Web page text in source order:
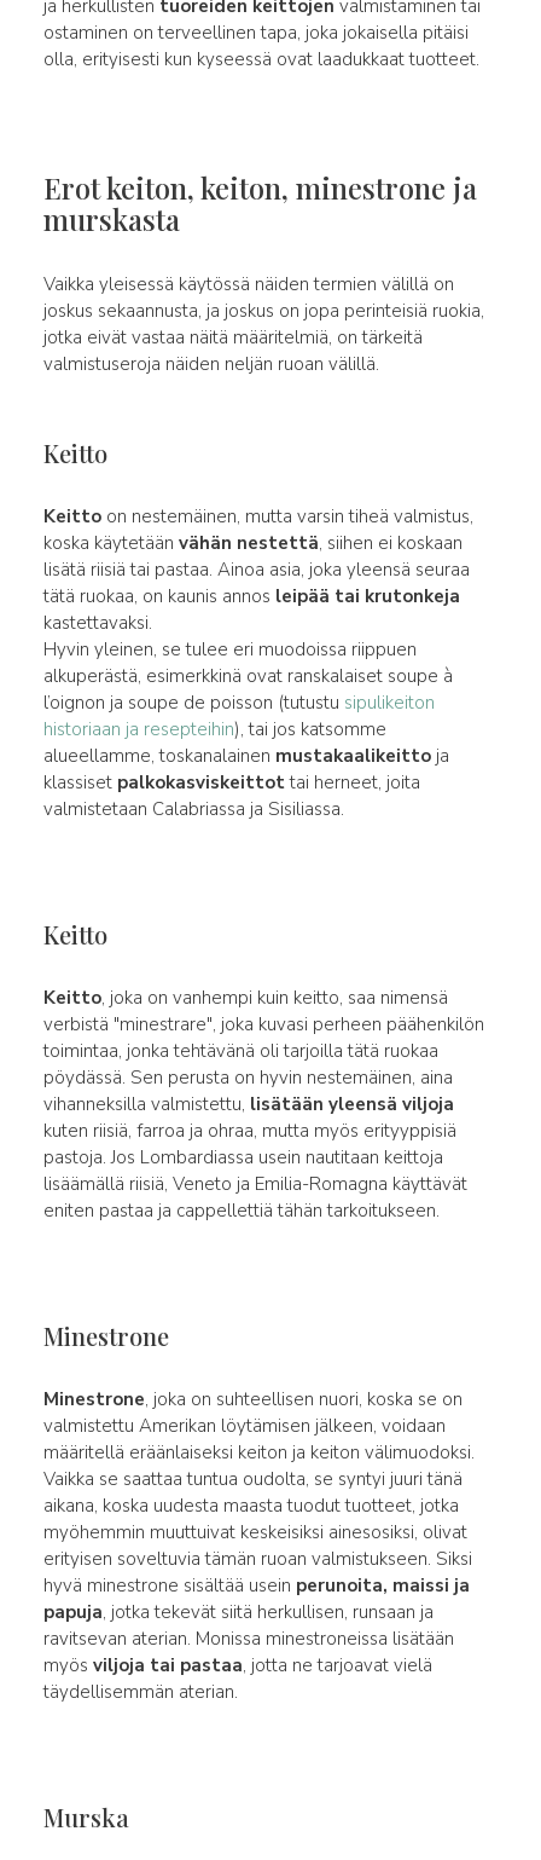
ja herkullisten tuoreiden keittojen valmistaminen tai
ostaminen on terveellinen tapa, joka jokaisella pitäisi
olla, erityisesti kun kyseessä ovat laadukkaat tuotteet.
Erot keiton, keiton, minestrone ja
murskasta
Vaikka yleisessä käytössä näiden termien välillä on
joskus sekaannusta, ja joskus on jopa perinteisiä ruokia,
jotka eivät vastaa näitä määritelmiä, on tärkeitä
valmistuseroja näiden neljän ruoan välillä.
Keitto
Keittoon nestemäinen, mutta varsin tiheä valmistus,
koska käytetään vähän nestettä, siihen ei koskaan
lisätä riisiä tai pastaa. Ainoa asia, joka yleensä seuraa
tätä ruokaa, on kaunis annos leipää tai krutonkeja
kastettavaksi.
Hyvin yleinen, se tulee eri muodoissa riippuen
alkuperästä, esimerkkinä ovat ranskalaiset soupe à
l’oignon ja soupe de poisson (tutustu sipulikeiton
historiaan ja resepteihin), tai jos katsomme
alueellamme, toskanalainen mustakaalikeittoja
klassiset palkokasviskeittottai herneet, joita
valmistetaan Calabriassa ja Sisiliassa.
Keitto
Keitto, joka on vanhempi kuin keitto, saa nimensä
verbistä "minestrare", joka kuvasi perheen päähenkilön
toimintaa, jonka tehtävänä oli tarjoilla tätä ruokaa
pöydässä. Sen perusta on hyvin nestemäinen, aina
vihanneksilla valmistettu, lisätään yleensä viljoja
kuten riisiä, farroa ja ohraa, mutta myös erityyppisiä
pastoja. Jos Lombardiassa usein nautitaan keittoja
lisäämällä riisiä, Veneto ja Emilia-Romagna käyttävät
eniten pastaa ja cappellettiä tähän tarkoitukseen.
Minestrone
Minestrone, joka on suhteellisen nuori, koska se on
valmistettu Amerikan löytämisen jälkeen, voidaan
määritellä eräänlaiseksi keiton ja keiton välimuodoksi.
Vaikka se saattaa tuntua oudolta, se syntyi juuri tänä
aikana, koska uudesta maasta tuodut tuotteet, jotka
myöhemmin muuttuivat keskeisiksi ainesosiksi, olivat
erityisen soveltuvia tämän ruoan valmistukseen. Siksi
hyvä minestrone sisältää usein perunoita, maissi ja
papuja, jotka tekevät siitä herkullisen, runsaan ja
ravitsevan aterian. Monissa minestroneissa lisätään
myös viljoja tai pastaa, jotta ne tarjoavat vielä
täydellisemmän aterian.
Murska